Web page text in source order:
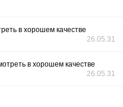
в хорошем качестве
26.05.31
в хорошем качестве
26.05.31